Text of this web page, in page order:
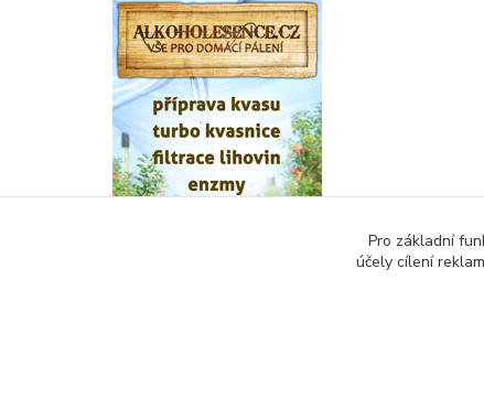
Pro základní
účely cílení